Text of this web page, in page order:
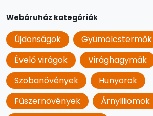
Webáruház kategóriák
Újdonságok
Gyümölcstermők
Évelő virágok
Virághagymák
Szobanövények
Hunyorok
Fűszernövények
Árnyliliomok